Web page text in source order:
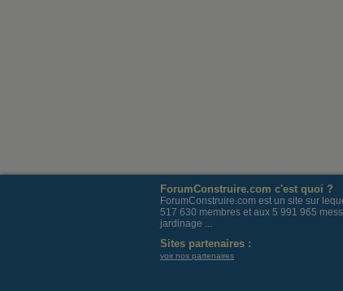
ForumConstruire.com c'est quoi ?
ForumConstruire.com est un site sur
517 630 membres et aux 5 991 965
jardinage ...
Sites partenaires :
voir nos partenaires